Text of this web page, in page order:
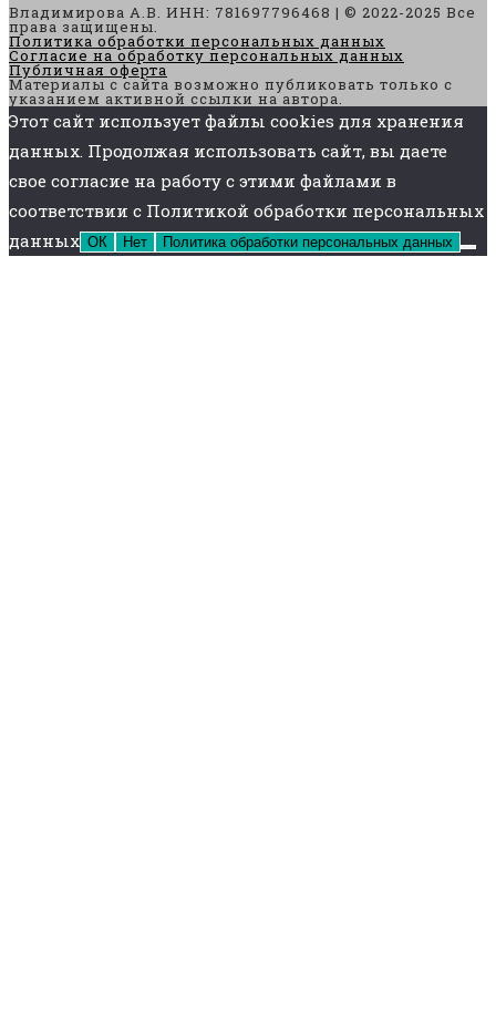
Владимирова А.В. ИНН: 781697796468 | © 2022-2025 Все
права защищены.
Политика обработки персональных данных
Согласие на обработку персональных данных
Публичная оферта
Материалы с сайта возможно публиковать только с
указанием активной ссылки на автора.
Этот сайт использует файлы cookies для хранения
данных. Продолжая использовать сайт, вы даете
свое согласие на работу с этими файлами в
соответствии с Политикой обработки персональных
данных ОК Нет Политика обработки персональных данных